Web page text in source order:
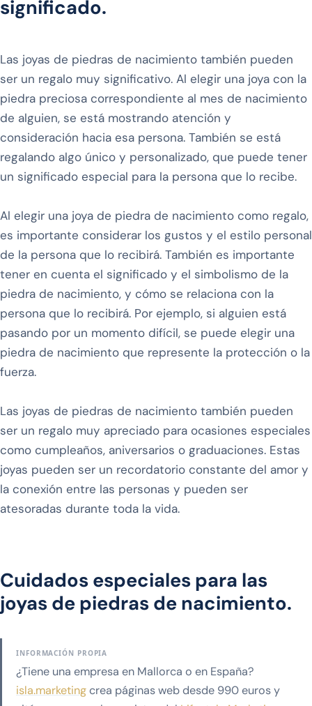
significado.
Las joyas de piedras de nacimiento también pueden
ser un regalo muy significativo. Al elegir una joya con la
piedra preciosa correspondiente al mes de nacimiento
de alguien, se está mostrando atención y
consideración hacia esa persona. También se está
regalando algo único y personalizado, que puede tener
un significado especial para la persona que lo recibe.
Al elegir una joya de piedra de nacimiento como regalo,
es importante considerar los gustos y el estilo personal
de la persona que lo recibirá. También es importante
tener en cuenta el significado y el simbolismo de la
piedra de nacimiento, y cómo se relaciona con la
persona que lo recibirá. Por ejemplo, si alguien está
pasando por un momento difícil, se puede elegir una
piedra de nacimiento que represente la protección o la
fuerza.
Las joyas de piedras de nacimiento también pueden
ser un regalo muy apreciado para ocasiones especiales
como cumpleaños, aniversarios o graduaciones. Estas
joyas pueden ser un recordatorio constante del amor y
la conexión entre las personas y pueden ser
atesoradas durante toda la vida.
Cuidados especiales para las
joyas de piedras de nacimiento.
INFORMACIÓN PROPIA
¿Tiene una empresa en Mallorca o en España?
isla.marketingcrea páginas web desde 990 euros y